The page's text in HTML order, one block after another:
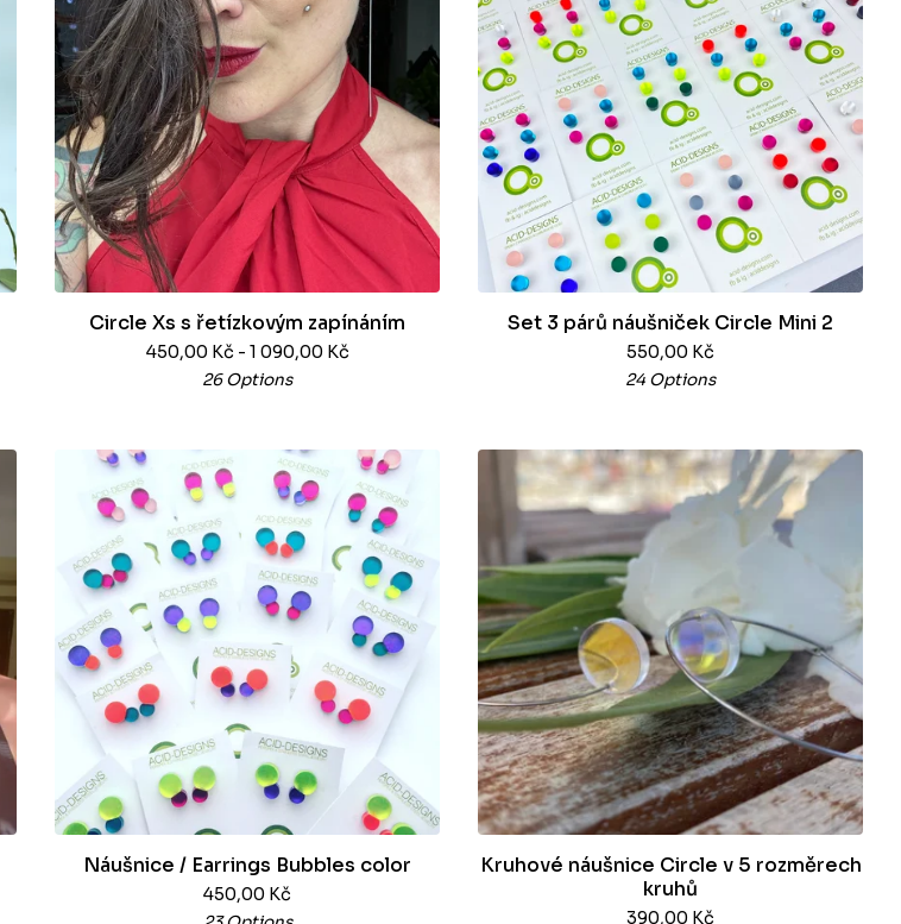
Circle Xs s řetízkovým zapínáním
450,00 Kč - 1 090,00 Kč
26 Options
Set 3 párů náušniček Circle Mini 2
550,00 Kč
24 Options
Náušnice / Earrings Bubbles color
450,00 Kč
Kruhové náušnice Circle v 5 rozměrech
kruhů
390,00 Kč